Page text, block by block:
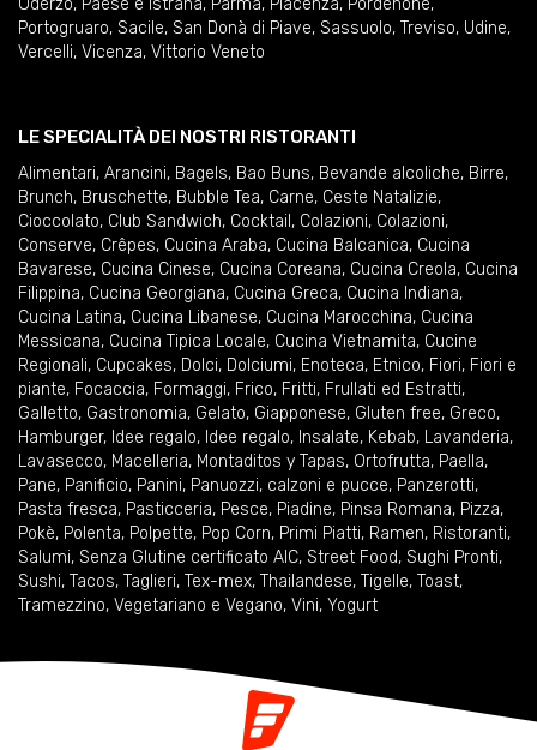
Oderzo, Paese e Istrana, Parma, Piacenza, Pordenone,
Portogruaro, Sacile, San Donà di Piave, Sassuolo, Treviso, Udine,
Vercelli, Vicenza, Vittorio Veneto
LE SPECIALITÀ DEI NOSTRI RISTORANTI
Alimentari, Arancini, Bagels, Bao Buns, Bevande alcoliche, Birre,
Brunch, Bruschette, Bubble Tea, Carne, Ceste Natalizie,
Cioccolato, Club Sandwich, Cocktail , Colazioni, Colazioni,
Conserve, Crêpes, Cucina Araba, Cucina Balcanica, Cucina
Bavarese, Cucina Cinese, Cucina Coreana, Cucina Creola, Cucina
Filippina, Cucina Georgiana, Cucina Greca, Cucina Indiana,
Cucina Latina, Cucina Libanese, Cucina Marocchina, Cucina
Messicana, Cucina Tipica Locale, Cucina Vietnamita, Cucine
Regionali, Cupcakes, Dolci, Dolciumi, Enoteca, Etnico, Fiori, Fiori e
piante, Focaccia, Formaggi, Frico, Fritti, Frullati ed Estratti,
Galletto, Gastronomia, Gelato, Giapponese, Gluten free, Greco,
Hamburger, Idee regalo, Idee regalo, Insalate, Kebab, Lavanderia,
Lavasecco, Macelleria, Montaditos y Tapas, Ortofrutta, Paella,
Pane, Panificio, Panini, Panuozzi, calzoni e pucce, Panzerotti,
Pasta fresca, Pasticceria, Pesce, Piadine, Pinsa Romana, Pizza,
Pokè, Polenta, Polpette, Pop Corn, Primi Piatti, Ramen, Ristoranti,
Salumi, Senza Glutine certificato AIC, Street Food, Sughi Pronti,
Sushi, Tacos, Taglieri, Tex-mex, Thailandese, Tigelle, Toast,
Tramezzino, Vegetariano e Vegano, Vini, Yogurt